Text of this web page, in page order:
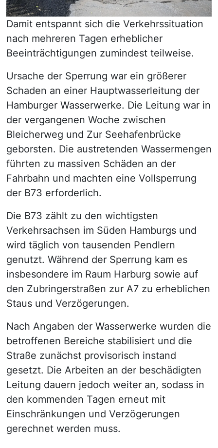
Damit entspannt sich die Verkehrssituation
nach mehreren Tagen erheblicher
Beeinträchtigungen zumindest teilweise.
Ursache der Sperrung war ein größerer
Schaden an einer Hauptwasserleitung der
Hamburger Wasserwerke. Die Leitung war in
der vergangenen Woche zwischen
Bleicherweg und Zur Seehafenbrücke
geborsten. Die austretenden Wassermengen
führten zu massiven Schäden an der
Fahrbahn und machten eine Vollsperrung
der B73 erforderlich.
Die B73 zählt zu den wichtigsten
Verkehrsachsen im Süden Hamburgs und
wird täglich von tausenden Pendlern
genutzt. Während der Sperrung kam es
insbesondere im Raum Harburg sowie auf
den Zubringerstraßen zur A7 zu erheblichen
Staus und Verzögerungen.
Nach Angaben der Wasserwerke wurden die
betroffenen Bereiche stabilisiert und die
Straße zunächst provisorisch instand
gesetzt. Die Arbeiten an der beschädigten
Leitung dauern jedoch weiter an, sodass in
den kommenden Tagen erneut mit
Einschränkungen und Verzögerungen
gerechnet werden muss.